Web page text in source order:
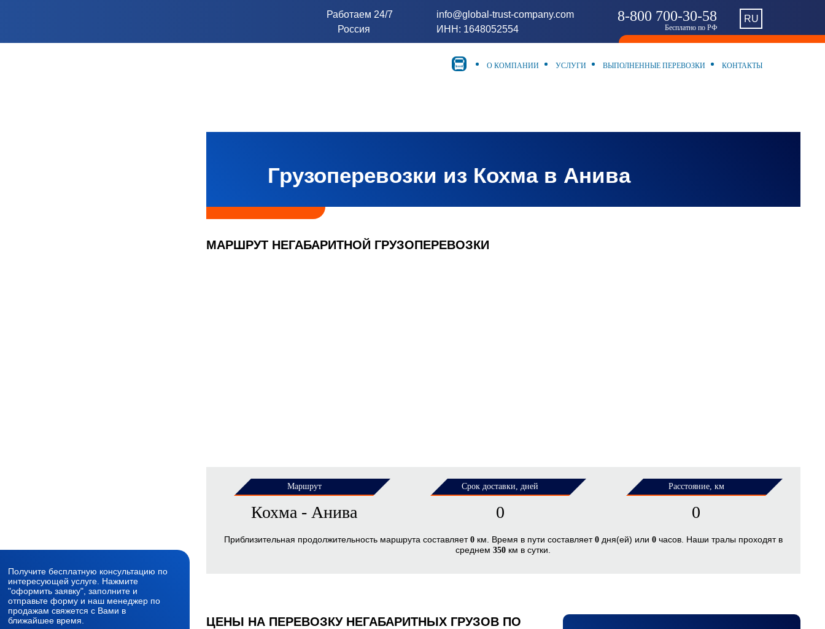
RU
8-800 700-30-58
Бесплатно по РФ
info@global-trust-company.com
ИНН: 1648052554
Работаем 24/7
Россия
О КОМПАНИИ УСЛУГИ ВЫПОЛНЕННЫЕ ПЕРЕВОЗКИ КОНТАКТЫ
Получите бесплатную консультацию по
интересующей услуге. Нажмите
"оформить заявку", заполните и
отправьте форму и наш менеджер по
продажам свяжется с Вами в
ближайшее время.
Грузоперевозки из Кохма в Анива
МАРШРУТ НЕГАБАРИТНОЙ ГРУЗОПЕРЕВОЗКИ
Маршрут
Кохма - Анива
Срок доставки, дней
0
Расстояние, км
0
Приблизительная продолжительность маршрута составляет 0км. Время в пути составляет 0дня(ей) или 0часов. Наши тралы проходят в
среднем350 км в сутки.
ЦЕНЫ НА ПЕРЕВОЗКУ НЕГАБАРИТНЫХ ГРУЗОВ ПО